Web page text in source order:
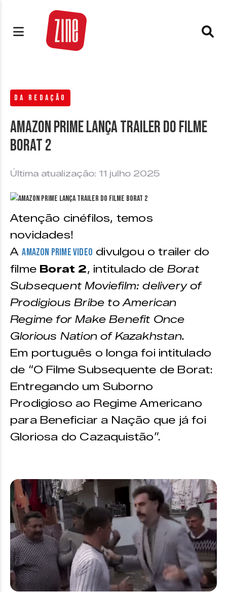
DA REDAÇÃO
Amazon Prime lança trailer do filme
Borat 2
Última atualização: 11 julho 2025
Atenção cinéfilos, temos
novidades!
AAmazon Prime Video divulgou o trailer do
filme Borat 2, intitulado de Borat
Subsequent Moviefilm: delivery of
Prodigious Bribe to American
Regime for Make Benefit Once
Glorious Nation of Kazakhstan.
Em português o longa foi intitulado
de “O Filme Subsequente de Borat:
Entregando um Suborno
Prodigioso ao Regime Americano
para Beneficiar a Nação que já foi
Gloriosa do Cazaquistão”.